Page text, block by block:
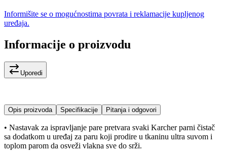
Informišite se o mogućnostima povrata i reklamacije kupljenog
uređaja.
Informacije o proizvodu
Uporedi
Opis proizvoda Specifikacije Pitanja i odgovori
• Nastavak za ispravljanje pare pretvara svaki Karcher parni čistač
sa dodatkom u uređaj za paru koji prodire u tkaninu ultra suvom i
toplom parom da osveži vlakna sve do srži.